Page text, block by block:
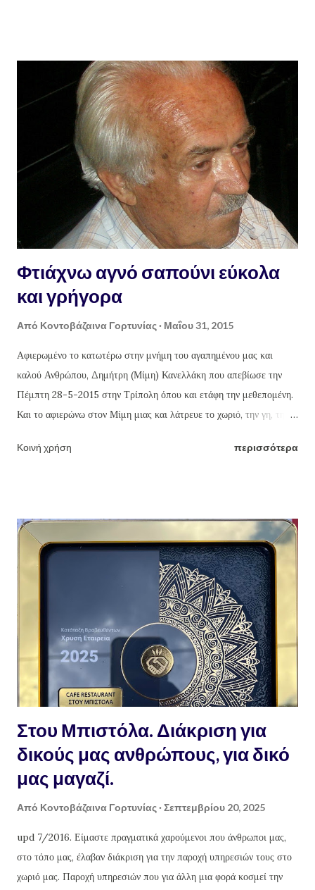
τσικουδιά δεν πρέπει να ξεπερνά τους 37-39 το πολύ βαθμούς
οινοπνεύματος, δηλαδή 16-16,5 γράδα (βλ πίνακα παρακάτω).
Δυστυχώς, ελάχιστοι
Φτιάχνω αγνό σαπούνι εύκολα
και γρήγορα
Από Κοντοβάζαινα Γορτυνίας Μαΐου 31, 2015
Αφιερωμένο το κατωτέρω στην μνήμη του αγαπημένου μας και
καλού Ανθρώπου, Δημήτρη (Μίμη) Κανελλάκη που απεβίωσε την
Πέμπτη 28-5-2015 στην Τρίπολη όπου και ετάφη την μεθεπομένη.
Και το αφιερώνω στον Μίμη μιας και λάτρευε το χωριό, την γη, την
τα χεράκια του. Πράξεις που έκανε κάθε χρόνο τέτοιες μέρες, εδώ
παλαιότερο λάδι θα βρούμε. Όσο παλαιότερο το λάδι, τόσο το
καλύτερο, αν θέλουμε να κάνουμε σαπούνι που θα είναι εξαιρετικό,
υγιεινό, υποαλεργικό, αγνό και κυρίως 100% οικολογικό, μέσα σε
1/2 ώρα. Οδηγίες : ζυγίζουμε το λάδι που έχουμε σε ζυγαριά
ακριβείας. Σημειωτέον πως, το μπουκάλι με το 1 λίτρο λάδι δεν
ζυγίζει 1 κιλό λάδι, μιας και είναι πολύ ελαφρύτερο ! για κάθε κιλό
λάδι χρειαζόμαστε 300 γραμμά...
Κοινή χρήση περισσότερα
Στου Μπιστόλα. Διάκριση για
δικούς μας ανθρώπους, για δικό
μας μαγαζί.
Από Κοντοβάζαινα Γορτυνίας Σεπτεμβρίου 20, 2025
upd 7/2016. Είμαστε πραγματικά χαρούμενοι που άνθρωποι μας,
στο τόπο μας, έλαβαν διάκριση για την παροχή υπηρεσιών τους στο
χωριό μας. Παροχή υπηρεσιών που για άλλη μια φορά κοσμεί την